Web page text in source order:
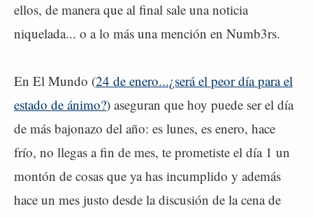
ellos, de manera que al final sale una noticia
niquelada... o a lo más una mención en Numb3rs.
En El Mundo (24 de enero...¿será el peor día para el
estado de ánimo?) aseguran que hoy puede ser el día
de más bajonazo del año: es lunes, es enero, hace
frío, no llegas a fin de mes, te prometiste el día 1 un
montón de cosas que ya has incumplido y además
hace un mes justo desde la discusión de la cena de